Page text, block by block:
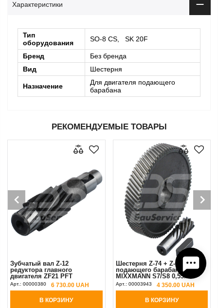
Характеристики
Тип
оборудования
SO-8 CS, SK 20F
Бренд
Без бренда
Вид
Шестерня
Назначение
Для двигателя подающего
барабана
РЕКОМЕНДУЕМЫЕ ТОВАРЫ
Зубчатый вал Z-12
редуктора главного
двигателя ZF21 PFT
(шестерня)
Арт.: 00000380 6 730.00 UAH
В КОРЗИНУ
Шестерня Z-74 + Z-9
подающего барабана
MIXXMANN S7/S8 0,55кВт
(двигатель бункера)
Арт.: 00003943 4 350.00 UAH
В КОРЗИНУ